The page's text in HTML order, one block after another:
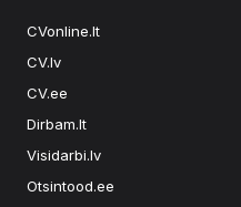
CVonline.lt
CV.lv
CV.ee
Dirbam.lt
Visidarbi.lv
Otsintood.ee